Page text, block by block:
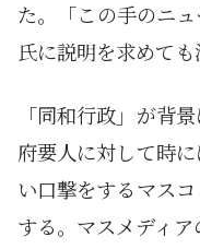
た。「この手のニ
氏に説明を求めても
「同和行政」が背
府要人に対して時
い口撃をするマス
する。マスメディア